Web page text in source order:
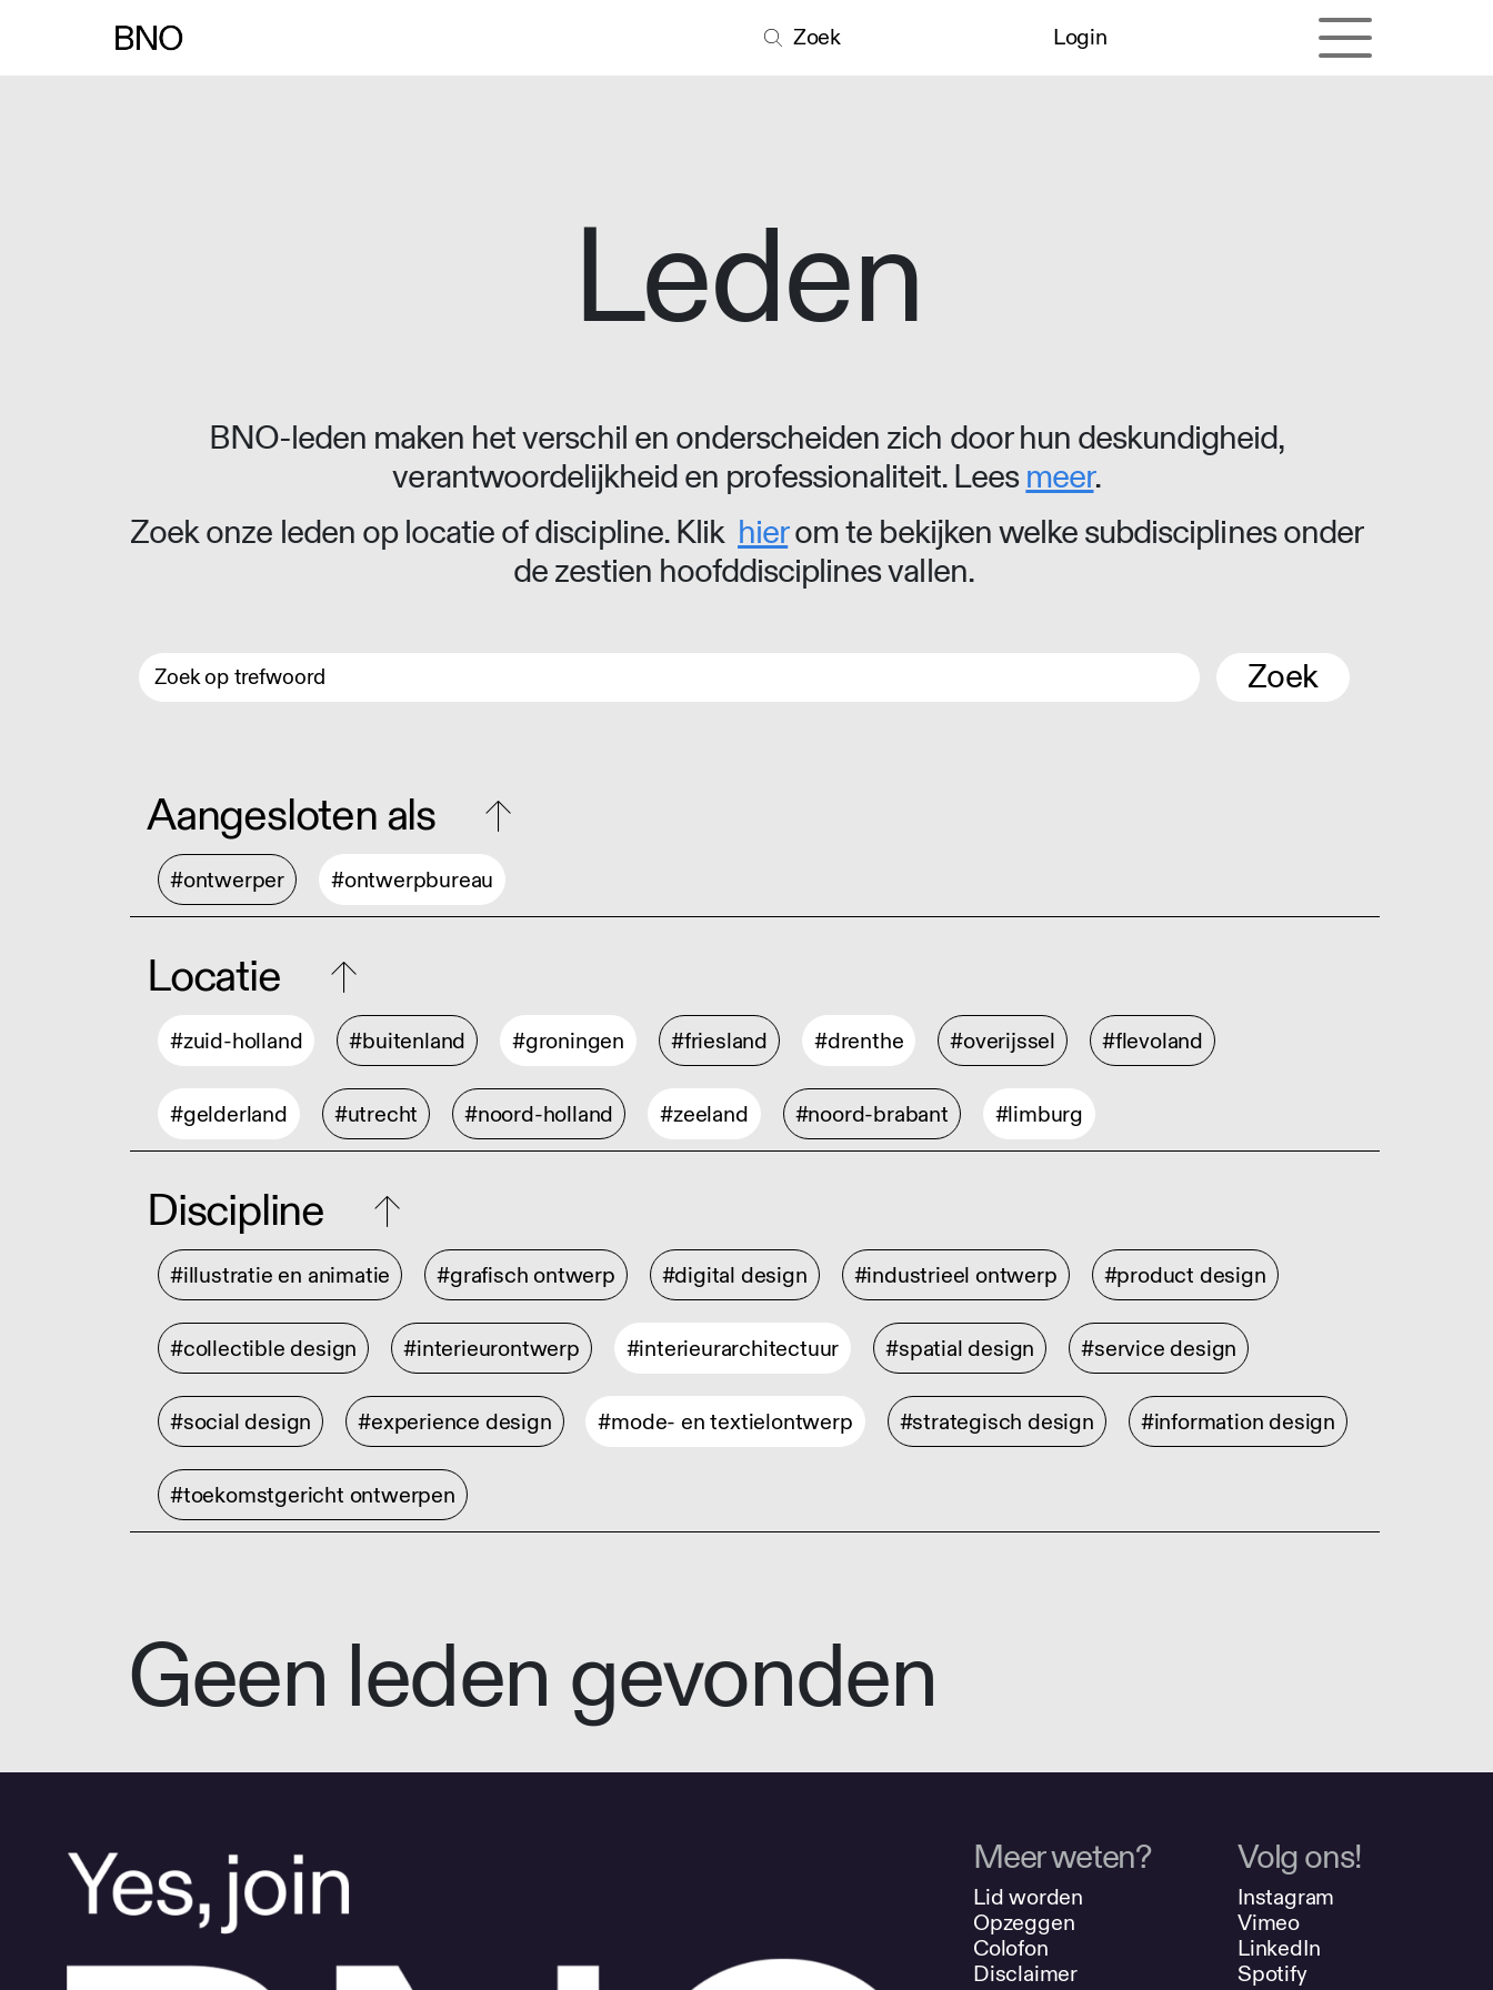
Zoek Login
Leden
BNO-leden maken het verschil en onderscheiden zich door hun deskundigheid,
verantwoordelijkheid en professionaliteit. Leesmeer.
Zoek onze leden op locatie of discipline. Klik hierom te bekijken welke subdisciplines onder
de zestien hoofddisciplines vallen.
Zoek
Aangesloten als
#ontwerper #ontwerpbureau
Locatie
#zuid-holland #buitenland #groningen #friesland #drenthe #overijssel #flevoland
#gelderland #utrecht #noord-holland #zeeland #noord-brabant #limburg
Discipline
#illustratie en animatie #grafisch ontwerp #digital design #industrieel ontwerp #product design
#collectible design #interieurontwerp #interieurarchitectuur #spatial design #service design
#social design #experience design #mode- en textielontwerp #strategisch design #information design
#toekomstgericht ontwerpen
Geen leden gevonden
Meer weten?
Lid worden
Opzeggen
Colofon
Disclaimer
Volg ons!
Instagram
Vimeo
LinkedIn
Spotify